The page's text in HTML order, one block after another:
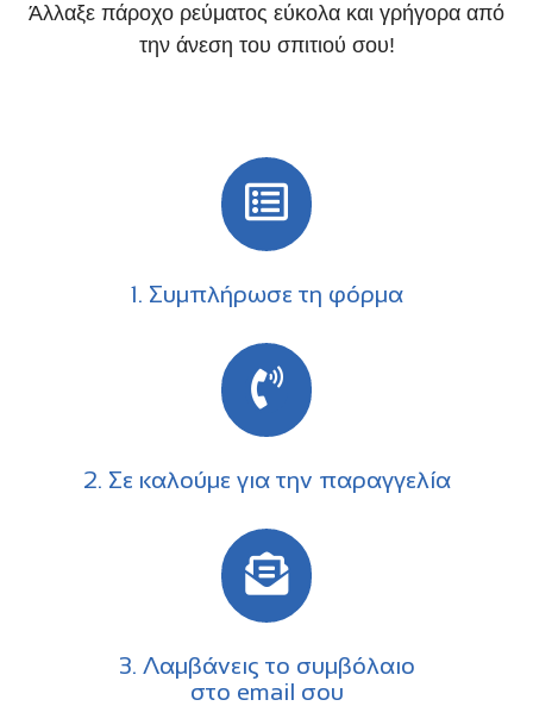
Άλλαξε πάροχο ρεύματος εύκολα και γρήγορα από
την άνεση του σπιτιού σου!
1. Συμπλήρωσε τη φόρμα
2. Σε καλούμε για την παραγγελία
3. Λαμβάνεις το συμβόλαιο
στο email σου